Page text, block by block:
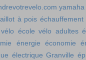
à pois
école vélo adultes
énergie
économie
électrique Granville